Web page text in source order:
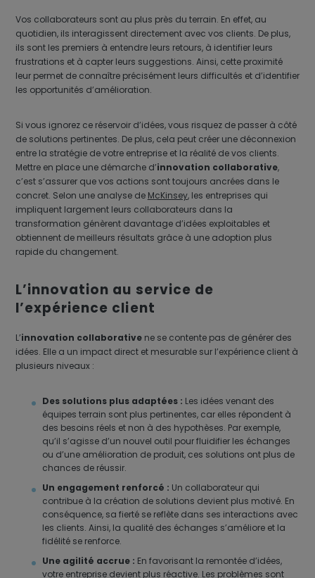
Vos collaborateurs sont au plus près du terrain. En effet, au
quotidien, ils interagissent directement avec vos clients. De plus,
ils sont les premiers à entendre leurs retours, à identifier leurs
frustrations et à capter leurs suggestions. Ainsi, cette proximité
leur permet de connaître précisément leurs difficultés et d’identifier
les opportunités d’amélioration.
Si vous ignorez ce réservoir d’idées, vous risquez de passer à côté
de solutions pertinentes. De plus, cela peut créer une déconnexion
entre la stratégie de votre entreprise et la réalité de vos clients.
Mettre en place une démarche d’innovation collaborative,
c’est s’assurer que vos actions sont toujours ancrées dans le
concret. Selon une analyse de McKinsey, les entreprises qui
impliquent largement leurs collaborateurs dans la
transformation génèrent davantage d’idées exploitables et
obtiennent de meilleurs résultats grâce à une adoption plus
rapide du changement.
L’innovation au service de
l’expérience client
L’innovation collaborativene se contente pas de générer des
idées. Elle a un impact direct et mesurable sur l’expérience client à
plusieurs niveaux :
Des solutions plus adaptées : Les idées venant des
équipes terrain sont plus pertinentes, car elles répondent à
des besoins réels et non à des hypothèses. Par exemple,
qu’il s’agisse d’un nouvel outil pour fluidifier les échanges
ou d’une amélioration de produit, ces solutions ont plus de
chances de réussir.
Un engagement renforcé : Un collaborateur qui
contribue à la création de solutions devient plus motivé. En
conséquence, sa fierté se reflète dans ses interactions avec
les clients. Ainsi, la qualité des échanges s’améliore et la
fidélité se renforce.
Une agilité accrue : En favorisant la remontée d’idées,
votre entreprise devient plus réactive. Les problèmes sont